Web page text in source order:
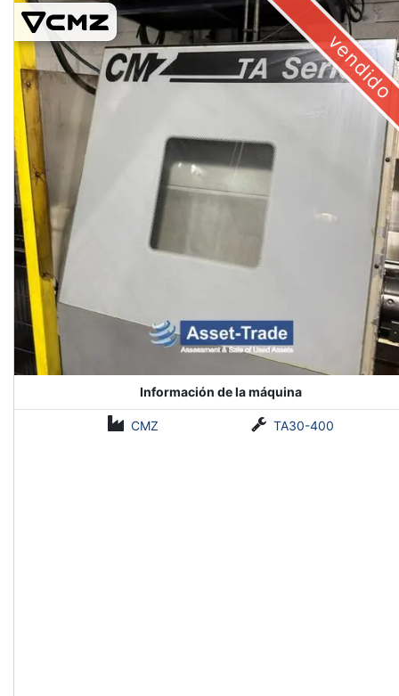
vendido
Información de la máquina
CMZ TA30-400